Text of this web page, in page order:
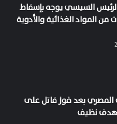
السيسي يوجه بإسقاط
المواد الغذائية والأدوية
المصري بعد فوز قاتل على
بهدف نظيف